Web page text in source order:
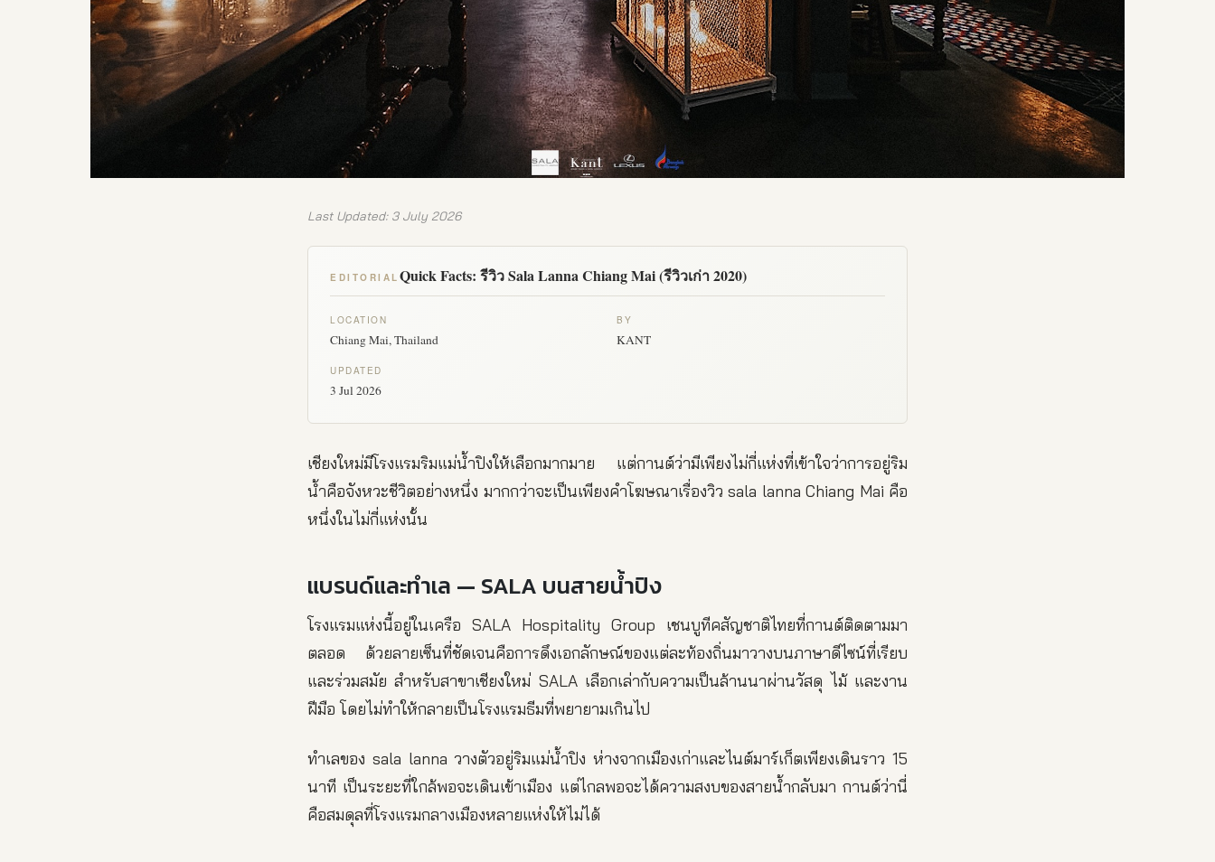
Last Updated: 3 July 2026
EDITORIAL Quick Facts: รีวิว Sala Lanna Chiang Mai (รีวิวเก่า 2020)
LOCATION
Chiang Mai, Thailand
BY
KANT
UPDATED
3 Jul 2026
เชียงใหม่มีโรงแรมริมแม่น้ำปิงให้เลือกมากมาย แต่กานต์ว่ามีเพียงไม่กี่แห่งที่เข้าใจว่าการอยู่ริม
น้ำคือจังหวะชีวิตอย่างหนึ่ง มากกว่าจะเป็นเพียงคำโฆษณาเรื่องวิว sala lanna Chiang Mai คือ
หนึ่งในไม่กี่แห่งนั้น
แบรนด์และทำเล — SALA บนสายน้ำปิง
โรงแรมแห่งนี้อยู่ในเครือ SALA Hospitality Group เชนบูทีคสัญชาติไทยที่กานต์ติดตามมา
ตลอด ด้วยลายเซ็นที่ชัดเจนคือการดึงเอกลักษณ์ของแต่ละท้องถิ่นมาวางบนภาษาดีไซน์ที่เรียบ
และร่วมสมัย สำหรับสาขาเชียงใหม่ SALA เลือกเล่ากับความเป็นล้านนาผ่านวัสดุ ไม้ และงาน
ฝีมือ โดยไม่ทำให้กลายเป็นโรงแรมธีมที่พยายามเกินไป
ทำเลของ sala lanna วางตัวอยู่ริมแม่น้ำปิง ห่างจากเมืองเก่าและไนต์มาร์เก็ตเพียงเดินราว 15
นาที เป็นระยะที่ใกล้พอจะเดินเข้าเมือง แต่ไกลพอจะได้ความสงบของสายน้ำกลับมา กานต์ว่านี่
คือสมดุลที่โรงแรมกลางเมืองหลายแห่งให้ไม่ได้